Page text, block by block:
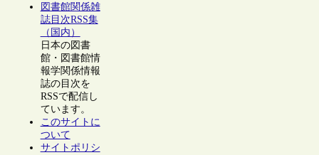
図書館関係雑
誌目次RSS集
（国内）
日本の図書
館・図書館情
報学関係情報
誌の目次を
RSSで配信し
ています。
このサイトに
ついて
サイトポリシ